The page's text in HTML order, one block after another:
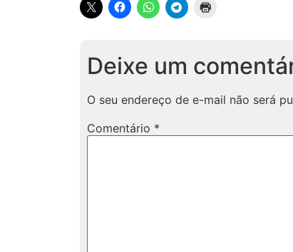
Deixe um
O seu endereço de e-mail não será
Comentário *